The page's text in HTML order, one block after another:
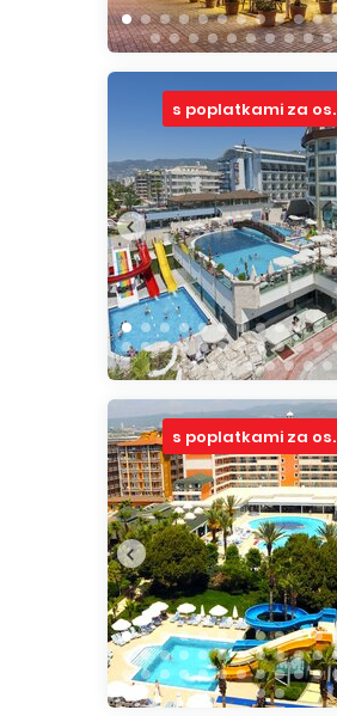
s poplatkami za os.
s poplatkami za os.